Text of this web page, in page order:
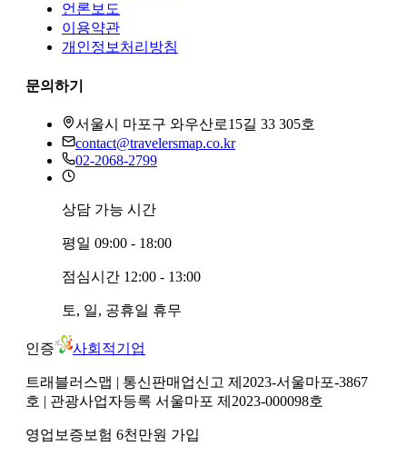
언론보도
이용약관
개인정보처리방침
문의하기
서울시 마포구 와우산로15길 33 305호
contact@travelersmap.co.kr
02-2068-2799
상담 가능 시간
평일 09:00 - 18:00
점심시간 12:00 - 13:00
토, 일, 공휴일 휴무
인증 사회적기업
트래블러스맵 | 통신판매업신고 제2023-서울마포-3867
호 | 관광사업자등록 서울마포 제2023-000098호
영업보증보험 6천만원 가입